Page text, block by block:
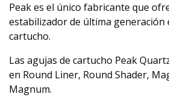
Peak es el único fabricante que
estabilizador de última generación
cartucho.
Las agujas de cartucho Peak
en Round Liner, Round Shader,
Magnum.